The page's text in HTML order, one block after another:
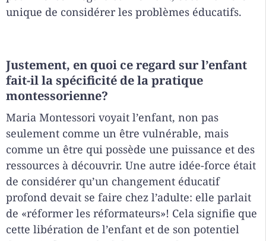
unique de considérer les problèmes éducatifs.
Justement, en quoi ce regard sur l’enfant
fait-il la spécificité de la pratique
montessorienne?
Maria Montessori voyait l’enfant, non pas
seulement comme un être vulnérable, mais
comme un être qui possède une puissance et des
ressources à découvrir. Une autre idée-force était
de considérer qu’un changement éducatif
profond devait se faire chez l’adulte: elle parlait
de «réformer les réformateurs»! Cela signifie que
cette libération de l’enfant et de son potentiel